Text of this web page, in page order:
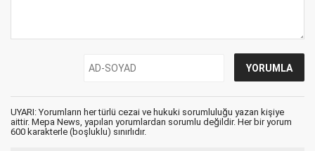
UYARI: Yorumların her türlü cezai ve hukuki sorumluluğu yazan kişiye
aittir. Mepa News, yapılan yorumlardan sorumlu değildir. Her bir yorum
600 karakterle (boşluklu) sınırlıdır.